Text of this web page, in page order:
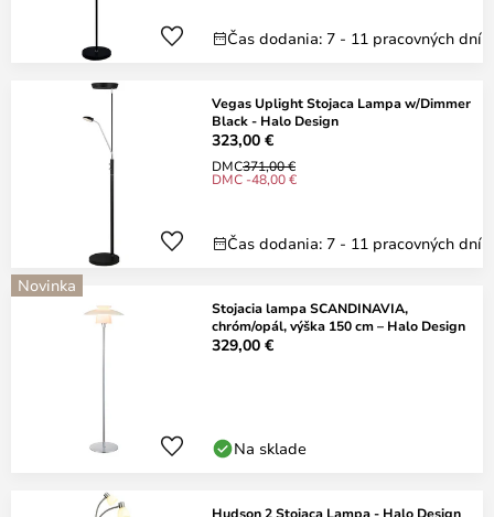
Čas dodania: 7 - 11 pracovných dní
Vegas Uplight Stojaca Lampa w/Dimmer
Black - Halo Design
323,00 €
DMC371,00 €
DMC -48,00 €
Čas dodania: 7 - 11 pracovných dní
Novinka
Stojacia lampa SCANDINAVIA,
chróm/opál, výška 150 cm – Halo Design
329,00 €
Na sklade
Hudson 2 Stojaca Lampa - Halo Design